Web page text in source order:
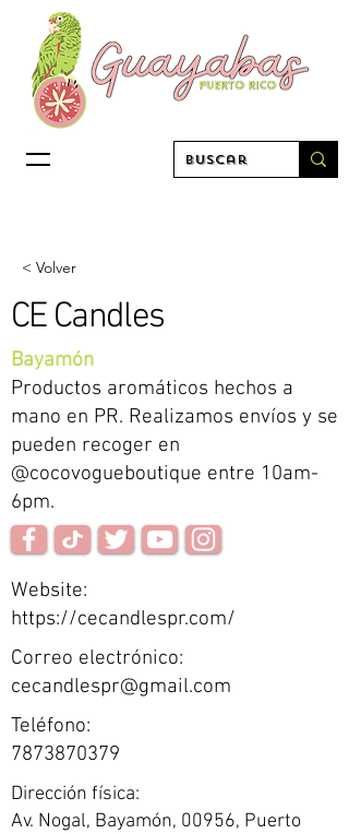
< Volver
CE Candles
Bayamón
Productos aromáticos hechos a
mano en PR. Realizamos envíos y se
pueden recoger en
@cocovogueboutique entre 10am-
6pm.
Website:
https://cecandlespr.com/
Correo electrónico:
cecandlespr@gmail.com
Teléfono:
7873870379
Dirección física:
Av. Nogal, Bayamón, 00956, Puerto